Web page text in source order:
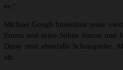
es.“
Michael Gough hinterlässt seine
Emma und seine Söhne Simon und
Daisy sind ebenfalls Schauspieler.
alt.